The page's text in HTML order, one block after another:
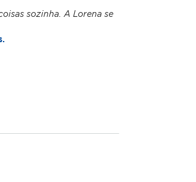
sozinha. A Lorena se